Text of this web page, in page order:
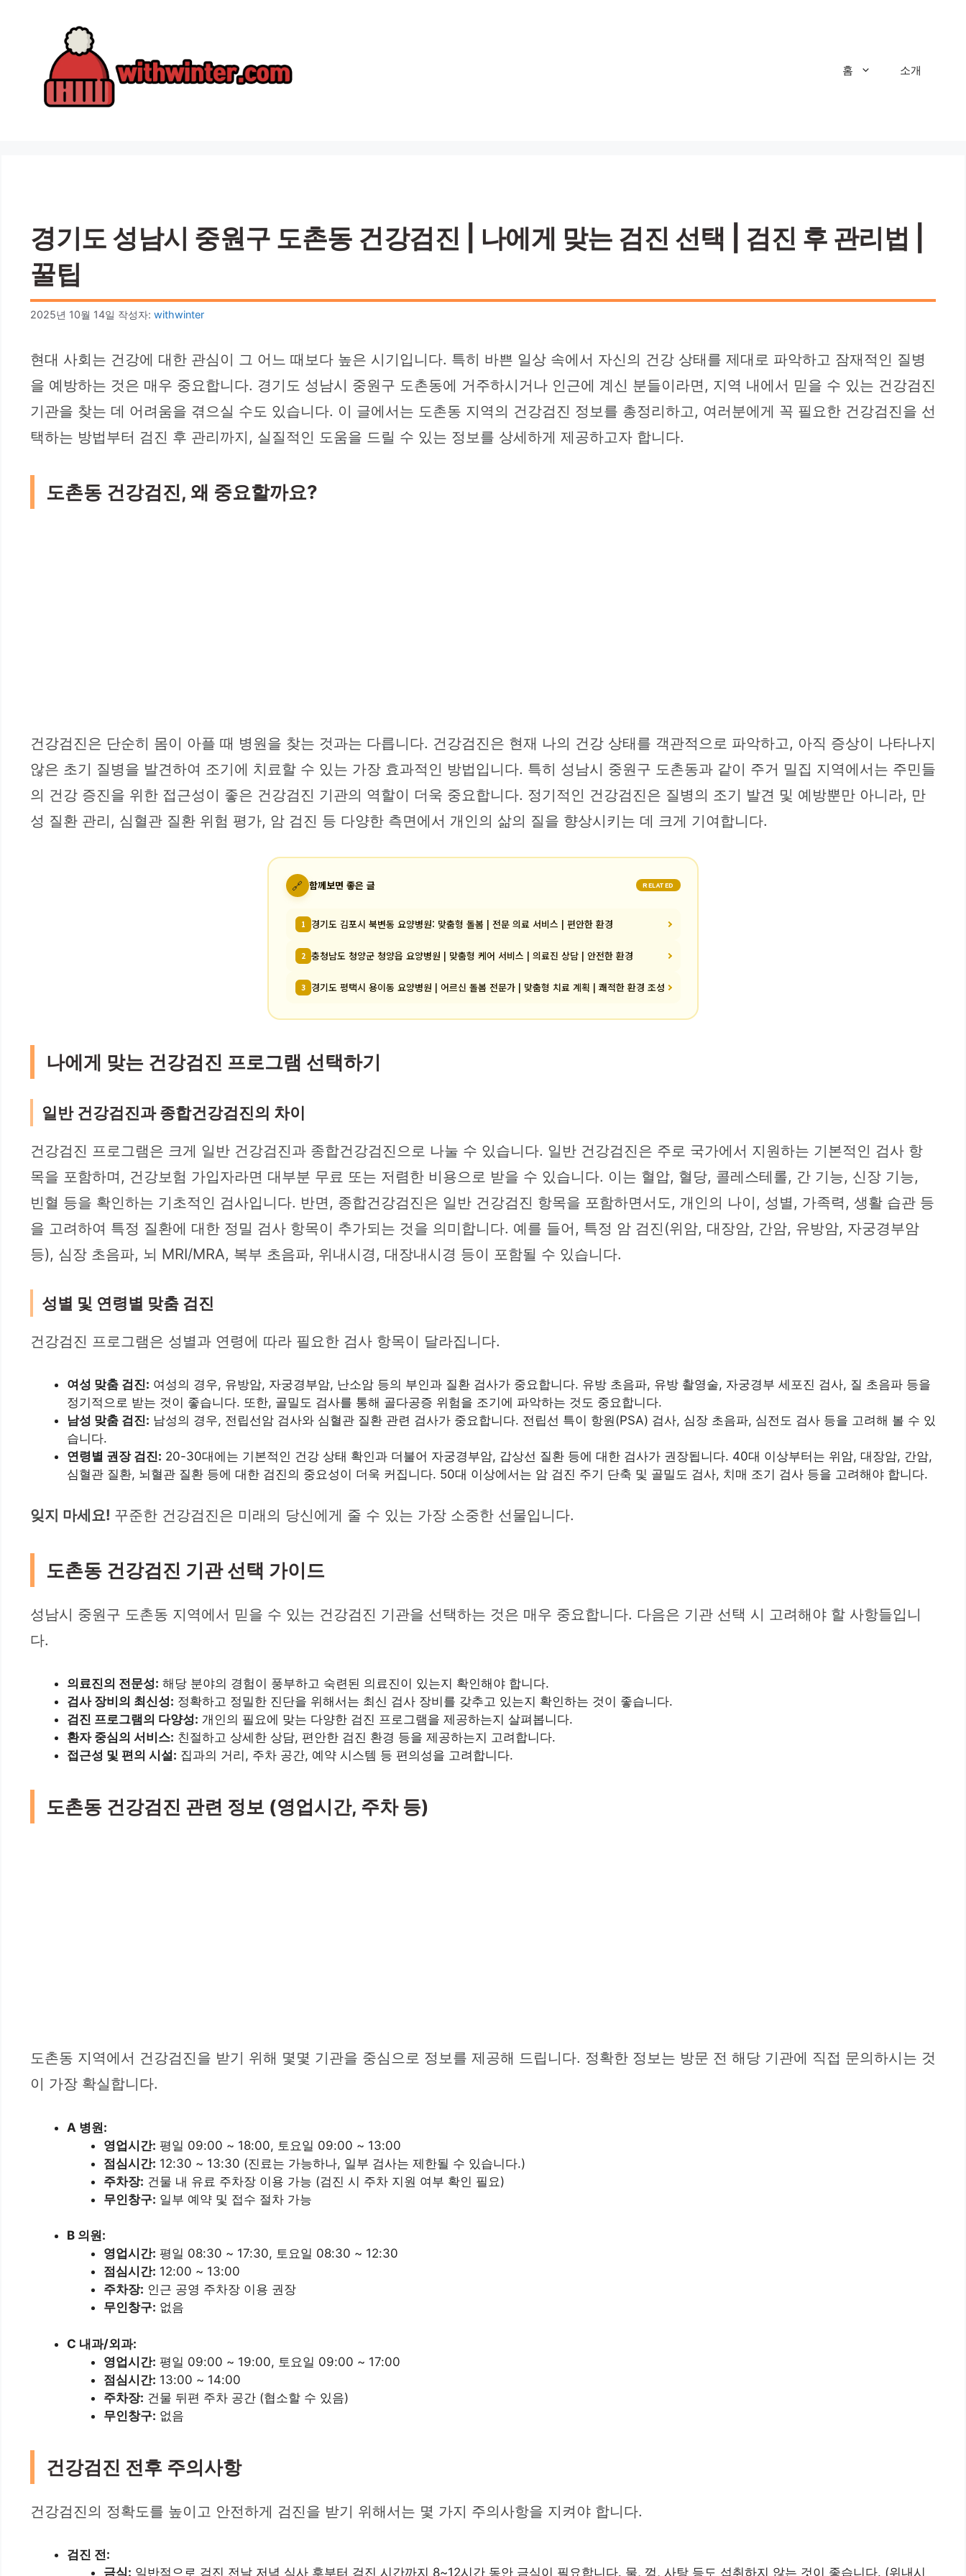
홈 소개
경기도 성남시 중원구 도촌동 건강검진 | 나에게 맞는 검진 선택 | 검진 후 관리법 |
꿀팁
2025년 10월 14일 작성자: withwinter
현대 사회는 건강에 대한 관심이 그 어느 때보다 높은 시기입니다. 특히 바쁜 일상 속에서 자신의 건강 상태를 제대로 파악하고 잠재적인 질병
을 예방하는 것은 매우 중요합니다. 경기도 성남시 중원구 도촌동에 거주하시거나 인근에 계신 분들이라면, 지역 내에서 믿을 수 있는 건강검진
기관을 찾는 데 어려움을 겪으실 수도 있습니다. 이 글에서는 도촌동 지역의 건강검진 정보를 총정리하고, 여러분에게 꼭 필요한 건강검진을 선
택하는 방법부터 검진 후 관리까지, 실질적인 도움을 드릴 수 있는 정보를 상세하게 제공하고자 합니다.
도촌동 건강검진, 왜 중요할까요?
건강검진은 단순히 몸이 아플 때 병원을 찾는 것과는 다릅니다. 건강검진은 현재 나의 건강 상태를 객관적으로 파악하고, 아직 증상이 나타나지
않은 초기 질병을 발견하여 조기에 치료할 수 있는 가장 효과적인 방법입니다. 특히 성남시 중원구 도촌동과 같이 주거 밀집 지역에서는 주민들
의 건강 증진을 위한 접근성이 좋은 건강검진 기관의 역할이 더욱 중요합니다. 정기적인 건강검진은 질병의 조기 발견 및 예방뿐만 아니라, 만
성 질환 관리, 심혈관 질환 위험 평가, 암 검진 등 다양한 측면에서 개인의 삶의 질을 향상시키는 데 크게 기여합니다.
🔗 함께보면 좋은 글 RELATED
1 경기도 김포시 북변동 요양병원: 맞춤형 돌봄 | 전문 의료 서비스 | 편안한 환경
2 충청남도 청양군 청양읍 요양병원 | 맞춤형 케어 서비스 | 의료진 상담 | 안전한 환경
3 경기도 평택시 용이동 요양병원 | 어르신 돌봄 전문가 | 맞춤형 치료 계획 | 쾌적한 환경 조성
나에게 맞는 건강검진 프로그램 선택하기
일반 건강검진과 종합건강검진의 차이
건강검진 프로그램은 크게 일반 건강검진과 종합건강검진으로 나눌 수 있습니다. 일반 건강검진은 주로 국가에서 지원하는 기본적인 검사 항
목을 포함하며, 건강보험 가입자라면 대부분 무료 또는 저렴한 비용으로 받을 수 있습니다. 이는 혈압, 혈당, 콜레스테롤, 간 기능, 신장 기능,
빈혈 등을 확인하는 기초적인 검사입니다. 반면, 종합건강검진은 일반 건강검진 항목을 포함하면서도, 개인의 나이, 성별, 가족력, 생활 습관 등
을 고려하여 특정 질환에 대한 정밀 검사 항목이 추가되는 것을 의미합니다. 예를 들어, 특정 암 검진(위암, 대장암, 간암, 유방암, 자궁경부암
등), 심장 초음파, 뇌 MRI/MRA, 복부 초음파, 위내시경, 대장내시경 등이 포함될 수 있습니다.
성별 및 연령별 맞춤 검진
건강검진 프로그램은 성별과 연령에 따라 필요한 검사 항목이 달라집니다.
여성 맞춤 검진: 여성의 경우, 유방암, 자궁경부암, 난소암 등의 부인과 질환 검사가 중요합니다. 유방 초음파, 유방 촬영술, 자궁경부 세포진 검사, 질 초음파 등을
정기적으로 받는 것이 좋습니다. 또한, 골밀도 검사를 통해 골다공증 위험을 조기에 파악하는 것도 중요합니다.
남성 맞춤 검진: 남성의 경우, 전립선암 검사와 심혈관 질환 관련 검사가 중요합니다. 전립선 특이 항원(PSA) 검사, 심장 초음파, 심전도 검사 등을 고려해 볼 수 있
습니다.
연령별 권장 검진: 20-30대에는 기본적인 건강 상태 확인과 더불어 자궁경부암, 갑상선 질환 등에 대한 검사가 권장됩니다. 40대 이상부터는 위암, 대장암, 간암,
심혈관 질환, 뇌혈관 질환 등에 대한 검진의 중요성이 더욱 커집니다. 50대 이상에서는 암 검진 주기 단축 및 골밀도 검사, 치매 조기 검사 등을 고려해야 합니다.
잊지 마세요! 꾸준한 건강검진은 미래의 당신에게 줄 수 있는 가장 소중한 선물입니다.
도촌동 건강검진 기관 선택 가이드
성남시 중원구 도촌동 지역에서 믿을 수 있는 건강검진 기관을 선택하는 것은 매우 중요합니다. 다음은 기관 선택 시 고려해야 할 사항들입니
다.
의료진의 전문성: 해당 분야의 경험이 풍부하고 숙련된 의료진이 있는지 확인해야 합니다.
검사 장비의 최신성: 정확하고 정밀한 진단을 위해서는 최신 검사 장비를 갖추고 있는지 확인하는 것이 좋습니다.
검진 프로그램의 다양성: 개인의 필요에 맞는 다양한 검진 프로그램을 제공하는지 살펴봅니다.
환자 중심의 서비스: 친절하고 상세한 상담, 편안한 검진 환경 등을 제공하는지 고려합니다.
접근성 및 편의 시설: 집과의 거리, 주차 공간, 예약 시스템 등 편의성을 고려합니다.
도촌동 건강검진 관련 정보 (영업시간, 주차 등)
도촌동 지역에서 건강검진을 받기 위해 몇몇 기관을 중심으로 정보를 제공해 드립니다. 정확한 정보는 방문 전 해당 기관에 직접 문의하시는 것
이 가장 확실합니다.
A 병원:
영업시간: 평일 09:00 ~ 18:00, 토요일 09:00 ~ 13:00
점심시간: 12:30 ~ 13:30 (진료는 가능하나, 일부 검사는 제한될 수 있습니다.)
주차장: 건물 내 유료 주차장 이용 가능 (검진 시 주차 지원 여부 확인 필요)
무인창구: 일부 예약 및 접수 절차 가능
B 의원:
영업시간: 평일 08:30 ~ 17:30, 토요일 08:30 ~ 12:30
점심시간: 12:00 ~ 13:00
주차장: 인근 공영 주차장 이용 권장
무인창구: 없음
C 내과/외과:
영업시간: 평일 09:00 ~ 19:00, 토요일 09:00 ~ 17:00
점심시간: 13:00 ~ 14:00
주차장: 건물 뒤편 주차 공간 (협소할 수 있음)
무인창구: 없음
건강검진 전후 주의사항
건강검진의 정확도를 높이고 안전하게 검진을 받기 위해서는 몇 가지 주의사항을 지켜야 합니다.
검진 전:
금식: 일반적으로 검진 전날 저녁 식사 후부터 검진 시간까지 8~12시간 동안 금식이 필요합니다. 물, 껌, 사탕 등도 섭취하지 않는 것이 좋습니다. (위내시